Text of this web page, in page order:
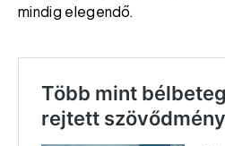
mindig elegendő.